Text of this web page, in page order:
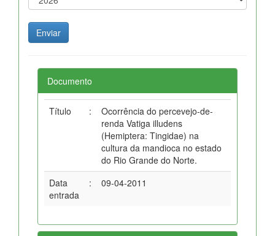
Documento
Título :
Ocorrência do percevejo-de-
renda Vatiga illudens
(Hemiptera: Tingidae) na
cultura da mandioca no estado
do Rio Grande do Norte.
Data
entrada
: 09-04-2011